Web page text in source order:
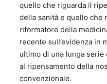
quello che riguarda il
della sanità e quello che
riformatore della
recente sull’evidenza in
ultimo di una lunga
al ripensamento della
convenzionale.